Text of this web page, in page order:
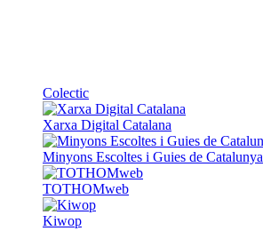
Colectic
Xarxa Digital Catalana
Minyons Escoltes i Guies de Catalunya
TOTHOMweb
Kiwop